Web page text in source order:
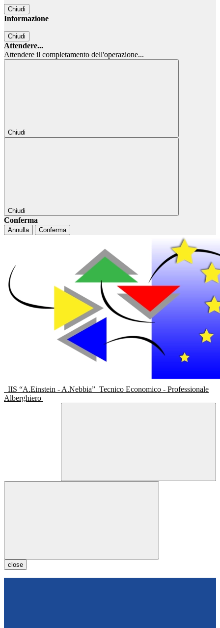
Chiudi
Informazione
Chiudi
Attendere...
Attendere il completamento dell'operazione...
Chiudi
Chiudi
Conferma
Annulla Conferma
IIS “A.Einstein - A.Nebbia” Tecnico Economico - Professionale
Alberghiero
close